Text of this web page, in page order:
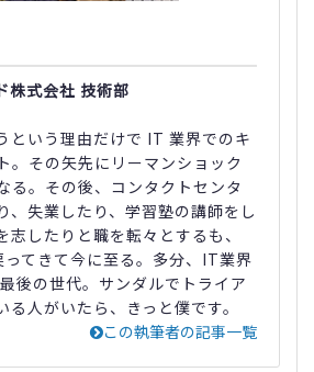
株式会社 技術部
という理由だけで IT 業界でのキ
。その矢先にリーマンショック
る。その後、コンタクトセンタ
、失業したり、学習塾の講師をし
志したりと職を転々とするも、
てきて今に至る。多分、IT業界
後の世代。サンダルでトライア
る人がいたら、きっと僕です。
この執筆者の記事一覧